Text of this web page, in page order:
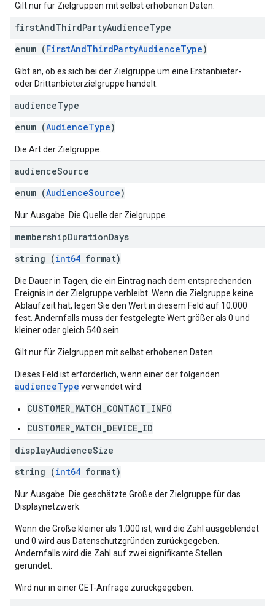
Gilt nur für Zielgruppen mit selbst erhobenen Daten.
firstAndThirdPartyAudienceType
enum (FirstAndThirdPartyAudienceType)
Gibt an, ob es sich bei der Zielgruppe um eine Erstanbieter-
oder Drittanbieterzielgruppe handelt.
audienceType
enum (AudienceType)
Die Art der Zielgruppe.
audienceSource
enum (AudienceSource)
Nur Ausgabe. Die Quelle der Zielgruppe.
membershipDurationDays
string (int64 format)
Die Dauer in Tagen, die ein Eintrag nach dem entsprechenden
Ereignis in der Zielgruppe verbleibt. Wenn die Zielgruppe keine
Ablaufzeit hat, legen Sie den Wert in diesem Feld auf 10.000
fest. Andernfalls muss der festgelegte Wert größer als 0 und
kleiner oder gleich 540 sein.
Gilt nur für Zielgruppen mit selbst erhobenen Daten.
Dieses Feld ist erforderlich, wenn einer der folgenden
audienceType verwendet wird:
CUSTOMER_MATCH_CONTACT_INFO
CUSTOMER_MATCH_DEVICE_ID
displayAudienceSize
string (int64 format)
Nur Ausgabe. Die geschätzte Größe der Zielgruppe für das
Displaynetzwerk.
Wenn die Größe kleiner als 1.000 ist, wird die Zahl ausgeblendet
und 0 wird aus Datenschutzgründen zurückgegeben.
Andernfalls wird die Zahl auf zwei signifikante Stellen
gerundet.
Wird nur in einer GET-Anfrage zurückgegeben.